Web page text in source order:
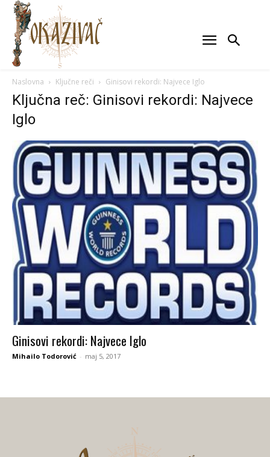
Naslovna Ključne reči Ginisovi rekordi: Najvece Iglo
Ključna reč: Ginisovi rekordi: Najvece
Iglo
Ginisovi rekordi: Najvece Iglo
Mihailo Todorović - maj 5, 2017